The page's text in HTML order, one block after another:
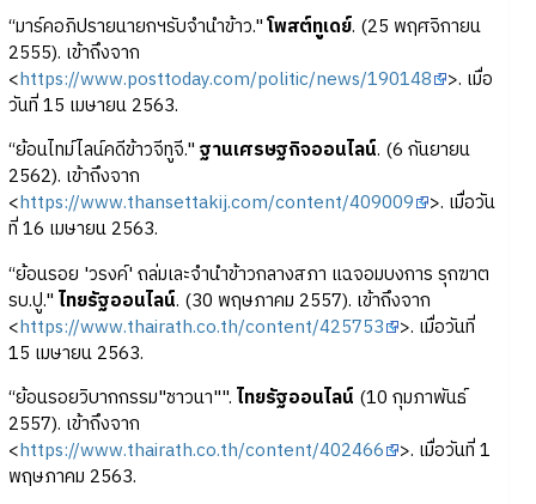
“มาร์คอภิปรายนายกฯรับจำนำข้าว."โพสต์ทูเดย์. (25 พฤศจิกายน
2555). เข้าถึงจาก
<https://www.posttoday.com/politic/news/190148 >. เมื่อ
วันที่ 15 เมษายน 2563.
“ย้อนไทม์ไลน์คดีข้าวจีทูจี." ฐานเศรษฐกิจออนไลน์. (6 กันยายน
2562). เข้าถึงจาก
<https://www.thansettakij.com/content/409009 >. เมื่อวัน
ที่ 16 เมษายน 2563.
“ย้อนรอย 'วรงค์' ถล่มเละจำนำข้าวกลางสภา แฉจอมบงการ รุกฆาต
รบ.ปู." ไทยรัฐออนไลน์. (30 พฤษภาคม 2557). เข้าถึงจาก
<https://www.thairath.co.th/content/425753 >. เมื่อวันที่
15 เมษายน 2563.
“ย้อนรอยวิบากกรรม"ชาวนา"". ไทยรัฐออนไลน์ (10 กุมภาพันธ์
2557). เข้าถึงจาก
<https://www.thairath.co.th/content/402466 >. เมื่อวันที่ 1
พฤษภาคม 2563.